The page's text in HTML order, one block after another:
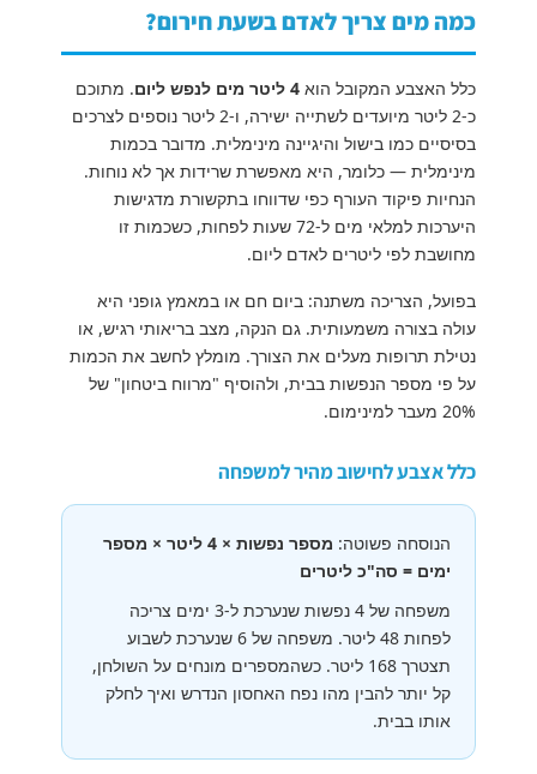
כמה מים צריך לאדם בשעת חירום?
כלל האצבע המקובל הוא 4 ליטר מים לנפש ליום
. מתוכם
כ-2 ליטר מיועדים לשתייה ישירה, ו-2 ליטר נוספים לצרכים
בסיסיים כמו בישול והיגיינה מינימלית. מדובר בכמות
מינימלית — כלומר, היא מאפשרת שרידות אך לא נוחות.
הנחיות פיקוד העורף כפי שדווחו בתקשורת מדגישות
היערכות למלאי מים ל-72 שעות לפחות, כשכמות זו
מחושבת לפי ליטרים לאדם ליום.
בפועל, הצריכה משתנה: ביום חם או במאמץ גופני היא
עולה בצורה משמעותית. גם הנקה, מצב בריאותי רגיש, או
נטילת תרופות מעלים את הצורך. מומלץ לחשב את הכמות
על פי מספר הנפשות בבית, ולהוסיף "מרווח ביטחון" של
20% מעבר למינימום.
כלל אצבע לחישוב מהיר למשפחה
הנוסחה פשוטה:
מספר נפשות × 4 ליטר × מספר
ימים = סה"כ ליטרים
משפחה של 4 נפשות שנערכת ל-3 ימים צריכה
לפחות 48 ליטר. משפחה של 6 שנערכת לשבוע
תצטרך 168 ליטר. כשהמספרים מונחים על השולחן,
קל יותר להבין מהו נפח האחסון הנדרש ואיך לחלק
אותו בבית.